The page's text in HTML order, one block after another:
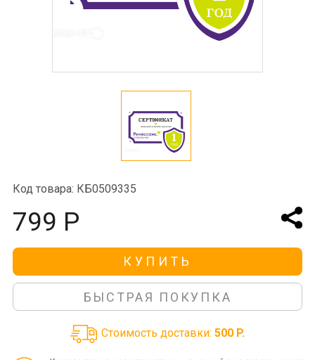
Код товара: КБ0509335
799 Р
КУПИТЬ
БЫСТРАЯ ПОКУПКА
Стоимость доставки: 500 P.